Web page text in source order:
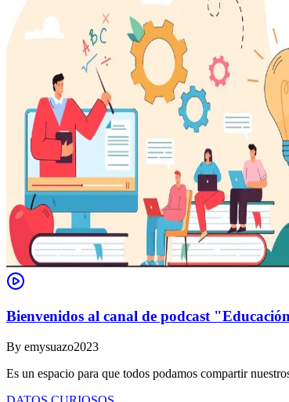
Bienvenidos al canal de podcast
By emysuazo2023
Es un espacio para que todos podamos compartir